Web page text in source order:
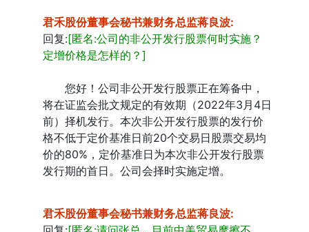
君禾股份董事会秘书兼财务总监蒋良波:
回复:[匿名:公司的非公开发行股票何时实施？
定增价格是怎样的？]
您好！公司非公开发行股票正在筹备中，
将在证监会批文规定的有效期（2022年3月4日
前）择机发行。本次非公开发行股票的发行价
格不低于定价基准日前20个交易日股票交易均
价的80%，定价基准日为本次非公开发行股票
发行期的首日。公司会择时实施定增。
君禾股份董事会秘书兼财务总监蒋良波: